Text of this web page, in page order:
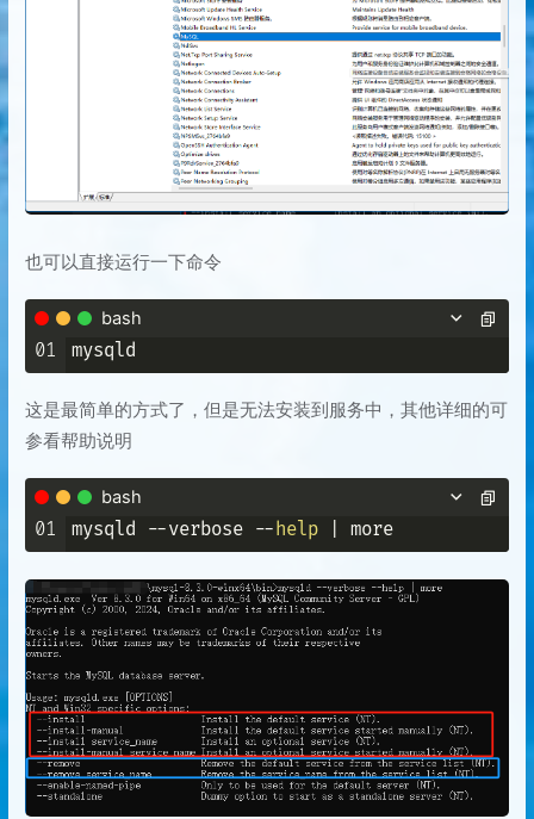
也可以直接运行一下命令
bash
01
这是最简单的方式了，但是无法安装到服务中，其他详细的可
参看帮助说明
bash
01 mysqld --verbose --help